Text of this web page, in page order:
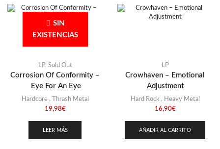
SIN
EXISTENCIAS
LP, Sold Out
Corrosion Of Conformity –
Eye For An Eye
Hardcore,
Thrash Metal
19,98€
LEER MÁS
LP
Crowhaven – Emotional
Adjustment
Hard Rock , Heavy Metal
16,90€
AÑADIR AL CARRITO